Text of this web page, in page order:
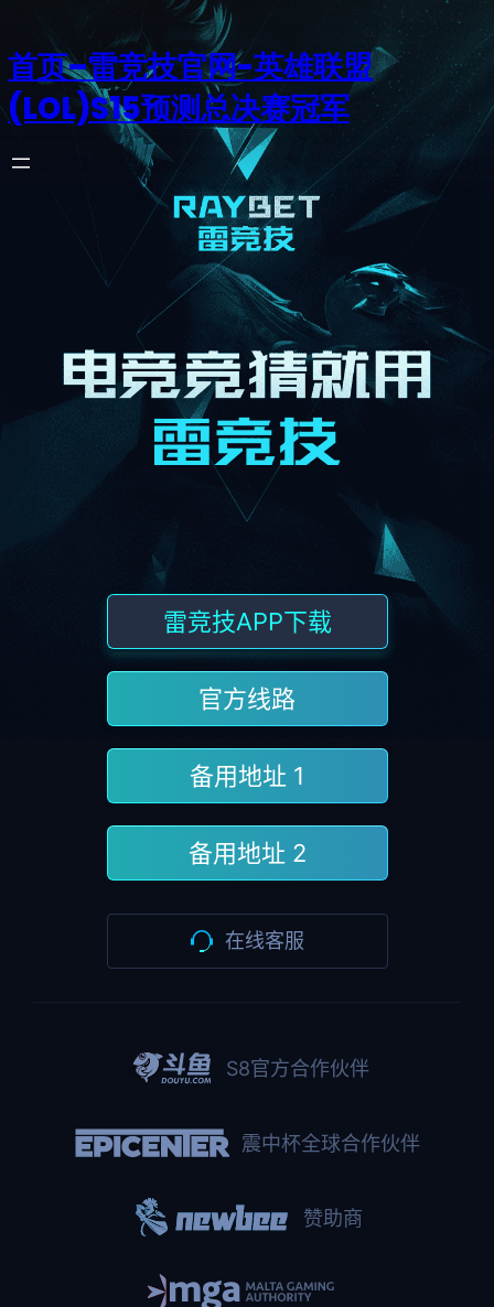
首页–雷竞技官网-英雄联盟
(LOL)S15预测总决赛冠军